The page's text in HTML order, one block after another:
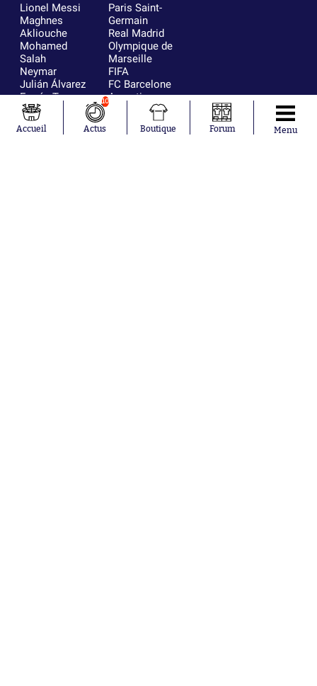
Lionel Messi
Maghnes
Akliouche
Mohamed
Salah
Neymar
Julián Álvarez
Ferrán Torres
Kilian Corredor
Franco
Mastantuono
Paris Saint-
Germain
Real Madrid
Olympique de
Marseille
FIFA
FC Barcelone
Argentine
Olympique
AS Monaco
Accueil
10
Actus Boutique Forum Menu